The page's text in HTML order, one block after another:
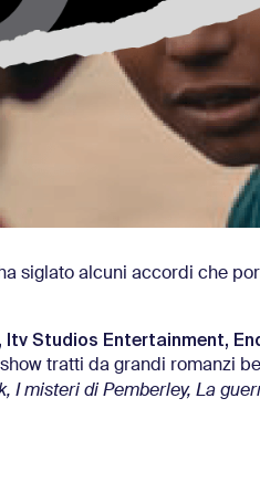
siglato alcuni accordi che
Itv Studios Entertainment,
tratti da grandi romanzi
I misteri di Pemberley, La